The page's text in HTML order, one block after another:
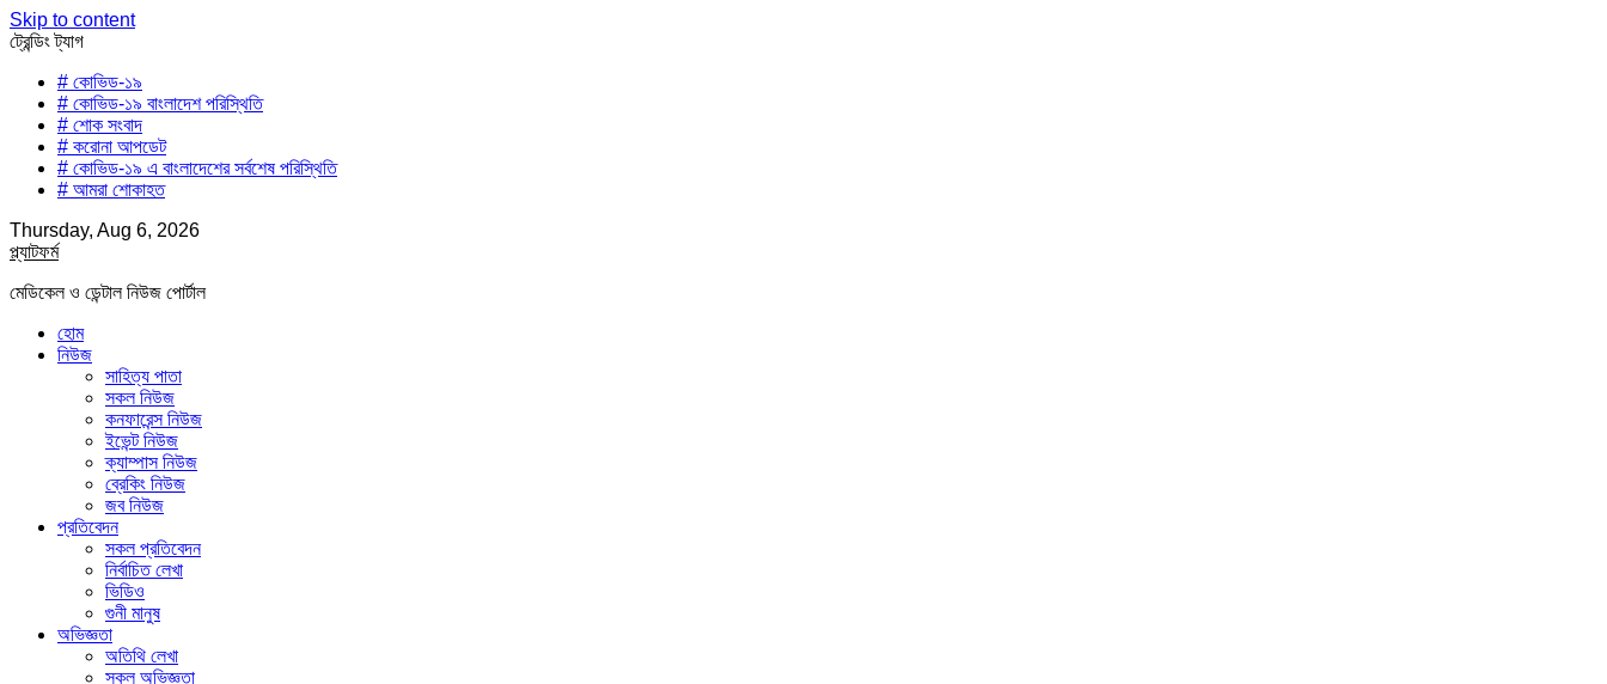
Skip to content
ট্রেন্ডিং ট্যাগ
# কোভিড-১৯
# কোভিড-১৯ বাংলাদেশ পরিস্থিতি
# শোক সংবাদ
# করোনা আপডেট
# কোভিড-১৯ এ বাংলাদেশের সর্বশেষ পরিস্থিতি
# আমরা শোকাহত
Thursday, Aug 6, 2026
প্ল্যাটফর্ম
মেডিকেল ও ডেন্টাল নিউজ পোর্টাল
হোম
নিউজ
সাহিত্য পাতা
সকল নিউজ
কনফারেন্স নিউজ
ইভেন্ট নিউজ
ক্যাম্পাস নিউজ
ব্রেকিং নিউজ
জব নিউজ
প্রতিবেদন
সকল প্রতিবেদন
নির্বাচিত লেখা
ভিডিও
গুনী মানুষ
অভিজ্ঞতা
অতিথি লেখা
সকল অভিজ্ঞতা